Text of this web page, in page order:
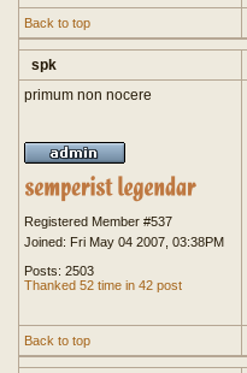
Back to top
spk
primum non nocere
Registered Member #537
Joined: Fri May 04 2007, 03:38PM
Posts: 2503
Thanked 52 time in 42 post
Back to top